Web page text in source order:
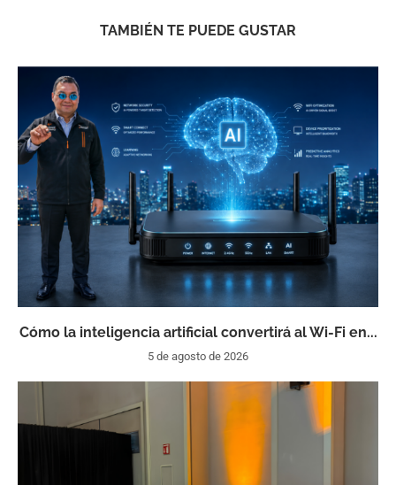
TAMBIÉN TE PUEDE GUSTAR
Cómo la inteligencia artificial convertirá al Wi-Fi en...
5 de agosto de 2026